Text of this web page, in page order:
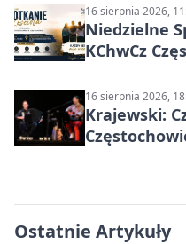
16 sierpnia 2026,
Niedzielne
KChwCz
16 sierpnia 2026,
Krajewski:
Ostatnie Artykuły